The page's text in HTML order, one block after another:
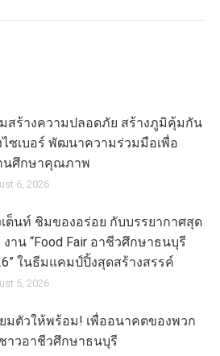
มสร้างความปลอดภัย สร้างภูมิคุ้มกัน
ไซเบอร์ พัฒนาความร่วมมือเพื่อ
นศึกษาคุณภาพ
6, 2026
เต็นท์ ชิมของอร่อย กับบรรยากาศสุด
งาน “Food Fair อาชีวศึกษาธนบุรี
ในธีมแคมป์ปิ้งสุดสร้างสรรค์
5, 2026
ยมตัวให้พร้อม! เพื่ออนาคตของพวก
ชาวอาชีวศึกษาธนบุรี